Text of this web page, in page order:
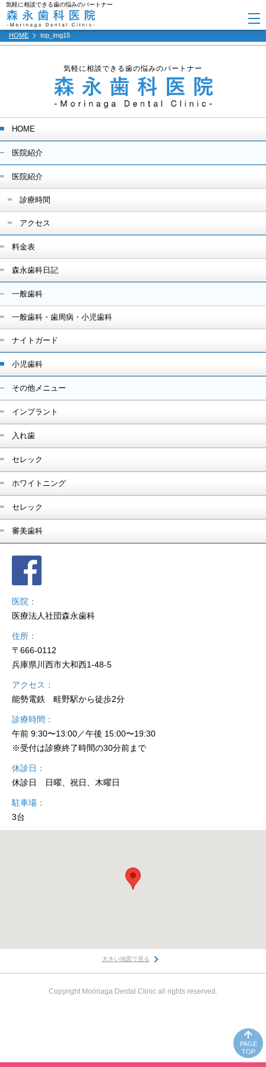
気軽に相談できる歯の悩みのパートナー
HOME top_img15
PAGE
TOP
気軽に相談できる歯の悩みのパートナー
HOME
医院紹介
医院紹介
診療時間
アクセス
料金表
森永歯科日記
一般歯科
一般歯科・歯周病・小児歯科
ナイトガード
小児歯科
その他メニュー
インプラント
入れ歯
セレック
ホワイトニング
セレック
審美歯科
医院
医療法人社団森永歯科
住所
〒666-0112
兵庫県川西市大和西1-48-5
アクセス
能勢電鉄 畦野駅から徒歩2分
診療時間
午前 9:30〜13:00／午後 15:00〜19:30
※受付は診療終了時間の30分前まで
休診日
休診日 日曜、祝日、木曜日
駐車場
3台
大きい地図で見る
Copyright Morinaga Dental Clinic all rights reserved.